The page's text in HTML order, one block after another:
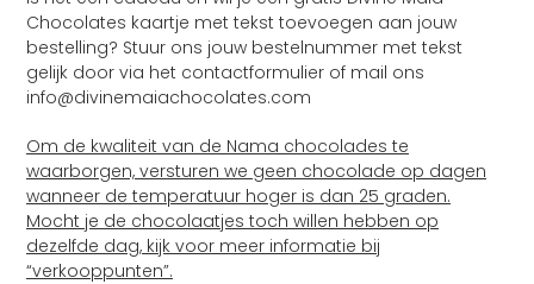
Chocolates kaartje met tekst toevoegen aan jouw
bestelling? Stuur ons jouw bestelnummer met tekst
gelijk door via het contactformulier of mail ons
info@divinemaiachocolates.com
Om de kwaliteit van de Nama chocolades te
waarborgen, versturen we geen chocolade op dagen
wanneer de temperatuur hoger is dan 25 graden.
Mocht je de chocolaatjes toch willen hebben op
dezelfde dag, kijk voor meer informatie bij
“verkooppunten”.